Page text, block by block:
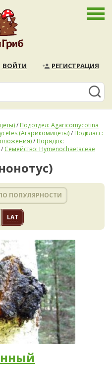
ВОЙТИ РЕГИСТРАЦИЯ
/ Подотдел: Agaricomycotina
(Агарикомицеты)/ Подкласс:
/ Порядок:
/ Семейство: Hymenochaetaceae
ПОПУЛЯРНОСТИ
LAT